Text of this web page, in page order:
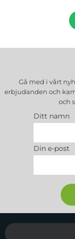
Gå med i vårt
erbjudanden och
och
Ditt namn
Din e-post
Sidfot